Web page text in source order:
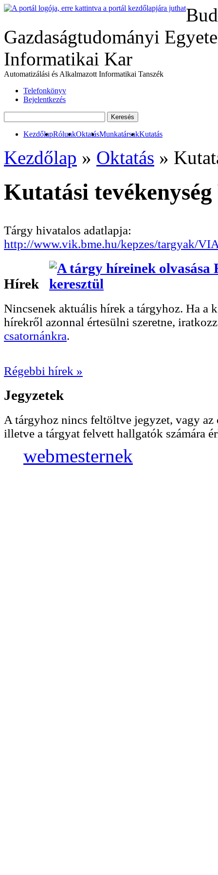
Gazdaságtudományi
Informatikai Kar
Automatizálási és Alkalmazott Informatikai Tanszék
Telefonkönyv
Bejelentkezés
KezdőlapRólunkOktatásMunkatársakKutatás
Kezdőlap » Oktatás »
Kutatási
Tárgy hivatalos adatlapja:
http://www.vik.bme.hu/kepzes/targyak/
Hírek
Nincsenek aktuális hírek a tárgyhoz. Ha a
hírekről azonnal értesülni szeretne,
csatornánkra.
Régebbi hírek »
Jegyzetek
A tárgyhoz nincs feltöltve jegyzet, vagy az
illetve a tárgyat felvett hallgatók számára
webmesternek